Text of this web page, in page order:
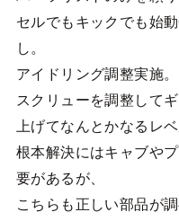
セルでもキックでも始
し。
アイドリング調整実施。
スクリューを調整して
上げてなんとかなるレベ
根本解決にはキャブや
要があるが、
こちらも正しい部品が